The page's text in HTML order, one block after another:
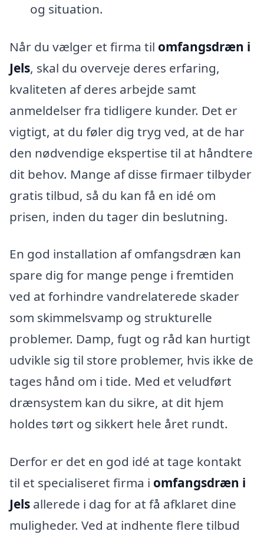
og situation.
Når du vælger et firma til omfangsdræn i
Jels, skal du overveje deres erfaring,
kvaliteten af deres arbejde samt
anmeldelser fra tidligere kunder. Det er
vigtigt, at du føler dig tryg ved, at de har
den nødvendige ekspertise til at håndtere
dit behov. Mange af disse firmaer tilbyder
gratis tilbud, så du kan få en idé om
prisen, inden du tager din beslutning.
En god installation af omfangsdræn kan
spare dig for mange penge i fremtiden
ved at forhindre vandrelaterede skader
som skimmelsvamp og strukturelle
problemer. Damp, fugt og råd kan hurtigt
udvikle sig til store problemer, hvis ikke de
tages hånd om i tide. Med et veludført
drænsystem kan du sikre, at dit hjem
holdes tørt og sikkert hele året rundt.
Derfor er det en god idé at tage kontakt
til et specialiseret firma i omfangsdræn i
Jels allerede i dag for at få afklaret dine
muligheder. Ved at indhente flere tilbud